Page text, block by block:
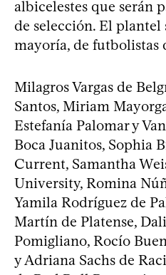
albicelestes que serán
de selección. El plantel
mayoría, de futbolistas
Milagros Vargas de
Santos, Miriam
Estefanía Palomar y
Boca Juanitos, Sophia
Current, Samantha
University, Romina
Yamila Rodríguez de
Martín de Platense,
Pomigliano, Rocío
y Adriana Sachs de